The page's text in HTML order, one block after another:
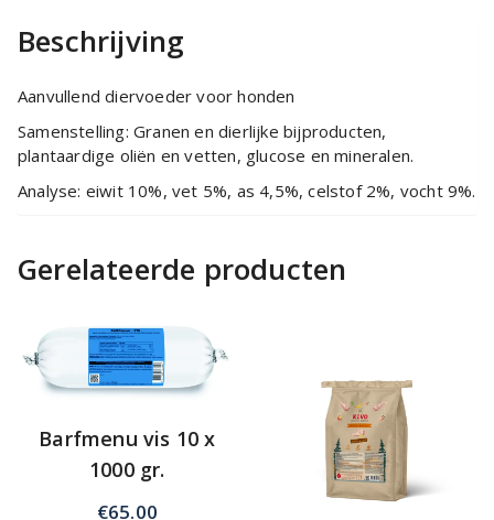
Beschrijving
Aanvullend diervoeder voor honden
Samenstelling: Granen en dierlijke bijproducten,
plantaardige oliën en vetten, glucose en mineralen.
Analyse: eiwit 10%, vet 5%, as 4,5%, celstof 2%, vocht 9%.
Gerelateerde producten
Barfmenu vis 10 x
1000 gr.
€65.00